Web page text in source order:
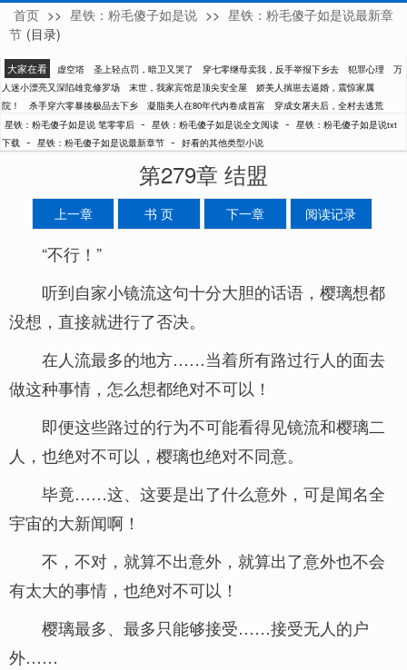
笔零零后
首页 >> 星铁：粉毛傻子如是说 >> 星铁：粉毛傻子如是说最新章
节 (目录)
大家在看 虚空塔 圣上轻点罚，暗卫又哭了 穿七零继母卖我，反手举报下乡去 犯罪心理
万
人迷小漂亮又深陷雄竞修罗场
末世，我家宾馆是顶尖安全屋
娇美人揣崽去逼婚，震惊家属
院！
杀手穿六零暴揍极品去下乡 凝脂美人在80年代内卷成首富
穿成女屠夫后，全村去逃荒
星铁：粉毛傻子如是说 笔零零后 - 星铁：粉毛傻子如是说全文阅读 - 星铁：粉毛傻子如是说txt
下载 - 星铁：粉毛傻子如是说最新章节 - 好看的其他类型小说
第279章 结盟
上一章 书 页 下一章 阅读记录
“不行！”
听到自家小镜流这句十分大胆的话语，樱璃想都
没想，直接就进行了否决。
在人流最多的地方……当着所有路过行人的面去
做这种事情，怎么想都绝对不可以！
即便这些路过的行为不可能看得见镜流和樱璃二
人，也绝对不可以，樱璃也绝对不同意。
毕竟……这、这要是出了什么意外，可是闻名全
宇宙的大新闻啊！
不，不对，就算不出意外，就算出了意外也不会
有太大的事情，也绝对不可以！
樱璃最多、最多只能够接受……接受无人的户
外……